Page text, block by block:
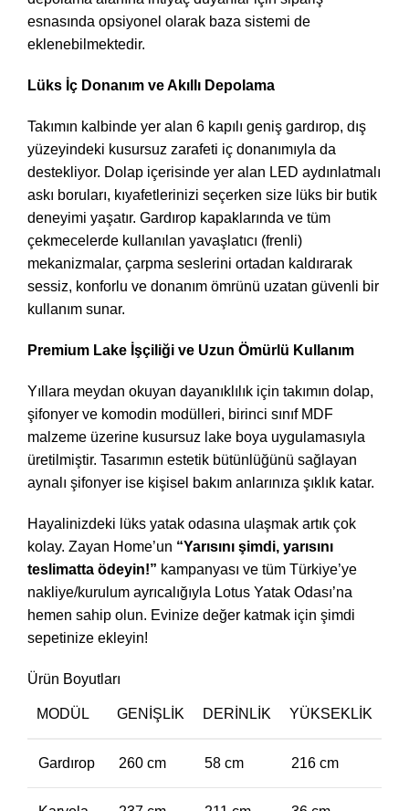
esnasında opsiyonel olarak baza sistemi de
eklenebilmektedir.
Lüks İç Donanım ve Akıllı Depolama
Takımın kalbinde yer alan 6 kapılı geniş gardırop, dış
yüzeyindeki kusursuz zarafeti iç donanımıyla da
destekliyor. Dolap içerisinde yer alan LED aydınlatmalı
askı boruları, kıyafetlerinizi seçerken size lüks bir butik
deneyimi yaşatır. Gardırop kapaklarında ve tüm
çekmecelerde kullanılan yavaşlatıcı (frenli)
mekanizmalar, çarpma seslerini ortadan kaldırarak
sessiz, konforlu ve donanım ömrünü uzatan güvenli bir
kullanım sunar.
Premium Lake İşçiliği ve Uzun Ömürlü Kullanım
Yıllara meydan okuyan dayanıklılık için takımın dolap,
şifonyer ve komodin modülleri, birinci sınıf MDF
malzeme üzerine kusursuz lake boya uygulamasıyla
üretilmiştir. Tasarımın estetik bütünlüğünü sağlayan
aynalı şifonyer ise kişisel bakım anlarınıza şıklık katar.
Hayalinizdeki lüks yatak odasına ulaşmak artık çok
kolay. Zayan Home’un “Yarısını şimdi, yarısını
teslimatta ödeyin!” kampanyası ve tüm Türkiye’ye
nakliye/kurulum ayrıcalığıyla Lotus Yatak Odası’na
hemen sahip olun. Evinize değer katmak için şimdi
sepetinize ekleyin!
Ürün Boyutları
MODÜL GENIŞLIK DERINLIK YÜKSEKLIK
Gardırop 260 cm 58 cm 216 cm